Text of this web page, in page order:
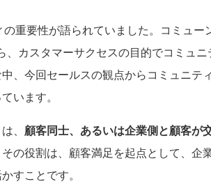
重要性が語られていました。コミュー
カスタマーサクセスの目的でコミュニ
、今回セールスの観点からコミュニテ
います。
、 顧客同士、あるいは企業側と顧客が
の役割は、顧客満足を起点として、企
すことです。